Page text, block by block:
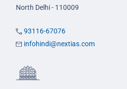
North Delhi - 110009
93116-67076
infohindi@nextias.com